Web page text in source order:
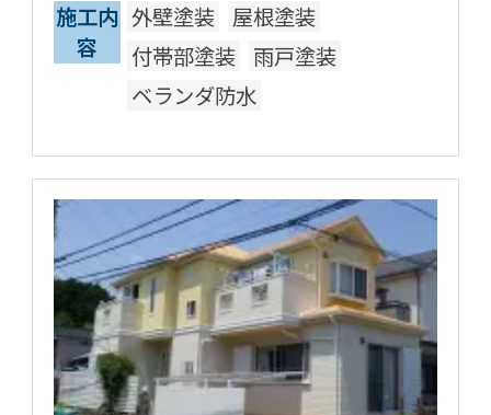
施工内
容
外壁塗装
屋根塗装
付帯部塗装
雨戸塗装
ベランダ防水